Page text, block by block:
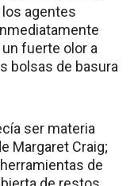
los agentes
fuerte olor a
bolsas de basura
ser materia
Margaret Craig;
de